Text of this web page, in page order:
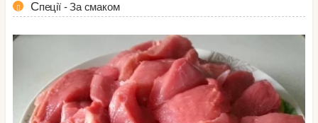
Спеції - За смаком